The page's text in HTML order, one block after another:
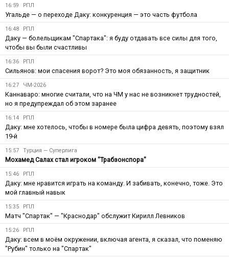
16:59 РПЛ
Угальде — о переходе Даку: конкуренция — это часть футбола
16:48 РПЛ
Даку — болельщикам "Спартака": я буду отдавать все силы для того,
чтобы вы были счастливы
16:36 РПЛ
Сильянов: мои спасения ворот? Это моя обязанность, я защитник
16:27 ЧМ-2026
Каннаваро: многие считали, что на ЧМ у нас не возникнет трудностей,
но я предупреждал об этом заранее
16:14 РПЛ
Даку: мне хотелось, чтобы в номере была цифра девять, поэтому взял
19-й
15:57 Турция — Суперлига
Мохамед Салах стал игроком "Трабзонспора"
15:46 РПЛ
Даку: мне нравится играть на команду. И забивать, конечно, тоже. Это
мой главный навык
15:35 РПЛ
Матч "Спартак" — "Краснодар" обслужит Кирилл Левников
15:26 РПЛ
Даку: всем в моём окружении, включая агента, я сказал, что поменяю
"Рубин" только на "Спартак"